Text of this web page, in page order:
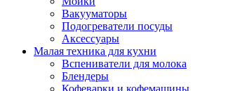
Вакууматоры
Подогреватели посуды
Аксессуары
Малая техника для кухни
Вспениватели для молока
Блендеры
Кофеварки и кофемашины